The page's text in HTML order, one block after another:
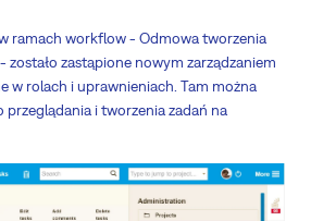
ramach workflow - Odmowa tworzenia
zostało zastąpione nowym zarządzaniem
w rolach i uprawnieniach. Tam można
i tworzenia zadań na